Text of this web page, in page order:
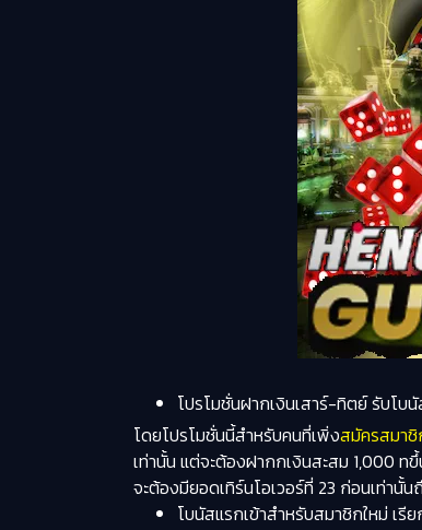
โปรโมชั่นฝากเงินเสาร์-ทิตย์ รับโ
โดยโปรโมชั่นนี้สำหรับคนที่เพิ่งสมัครสมาชิ
เท่านั้น แต่จะต้องฝากกเงินสะสม 1,000 ท
จะต้องมียอดเทิร์นโอเวอร์ที่ 23 ก่อนเท่านั้
โบนัสแรกเข้าสำหรับสมาชิกใหม่ เ